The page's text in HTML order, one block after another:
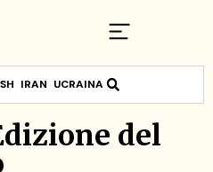
IRAN UCRAINA
del